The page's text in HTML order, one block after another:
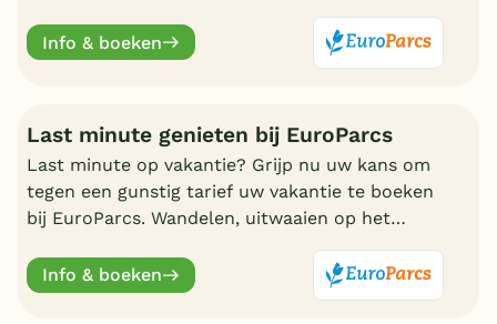
Info & boeken
Last minute genieten bij EuroParcs
Last minute op vakantie? Grijp nu uw kans om
tegen een gunstig tarief uw vakantie te boeken
bij EuroParcs. Wandelen, uitwaaien op het
eigen bungalow
Info & boeken